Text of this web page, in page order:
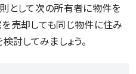
として次の所有者に物件を
売却しても同じ物件に住み
討してみましょう。